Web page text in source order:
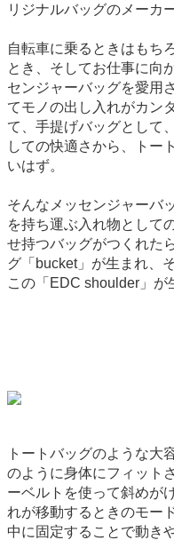
リジナルバッグのメーカ
自転車に乗るときはもち
とき、そしてお仕事に向
センジャーバッグを愛用
てモノの出し入れがカン
て、手提げバッグとして
しての快適さから、トー
いはず。
そんなメッセンジャーバ
を持ち運ぶ入れ物として
せ持つバッグがつくれた
グ「bucket」が生まれ、
この「EDC shoulder」が
トートバッグのような大
のように身体にフィット
ーベルトを使って斜めが
れが移動するときのモー
中に固定することで動き